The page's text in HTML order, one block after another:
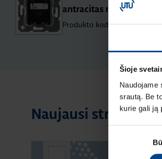
Šioje
Naudojame
srautą. Be
kurie gali ją
antracitas matinis
Produkto kodas: 48604020
Naujausi